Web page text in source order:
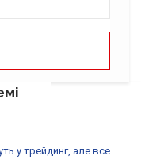
у трейдинг, але все